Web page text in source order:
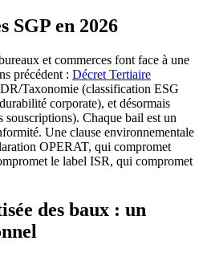
SGP en 2026
et commerces font face à une
précédent : Décret Tertiaire
Taxonomie (classification ESG
corporate), et désormais
Chaque bail est un
Une clause environnementale
OPERAT, qui compromet
le label ISR, qui compromet
des baux : un